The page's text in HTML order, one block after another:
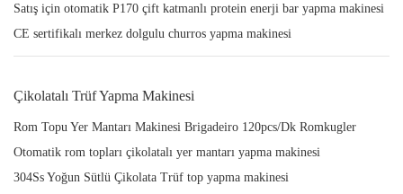
Satış için otomatik P170 çift katmanlı protein enerji bar yapma makinesi
CE sertifikalı merkez dolgulu churros yapma makinesi
Çikolatalı Trüf Yapma Makinesi
Rom Topu Yer Mantarı Makinesi Brigadeiro 120pcs/Dk Romkugler
Otomatik rom topları çikolatalı yer mantarı yapma makinesi
304Ss Yoğun Sütlü Çikolata Trüf top yapma makinesi